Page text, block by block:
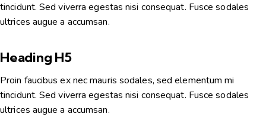
tincidunt. Sed viverra egestas nisi consequat. Fusce sodales
ultrices augue a accumsan.
Heading H5
Proin faucibus ex nec mauris sodales, sed elementum mi
tincidunt. Sed viverra egestas nisi consequat. Fusce sodales
ultrices augue a accumsan.